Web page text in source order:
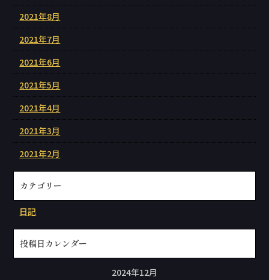
2021年8月
2021年7月
2021年6月
2021年5月
2021年4月
2021年3月
2021年2月
カテゴリー
日記
投稿日カレンダー
2024年12月